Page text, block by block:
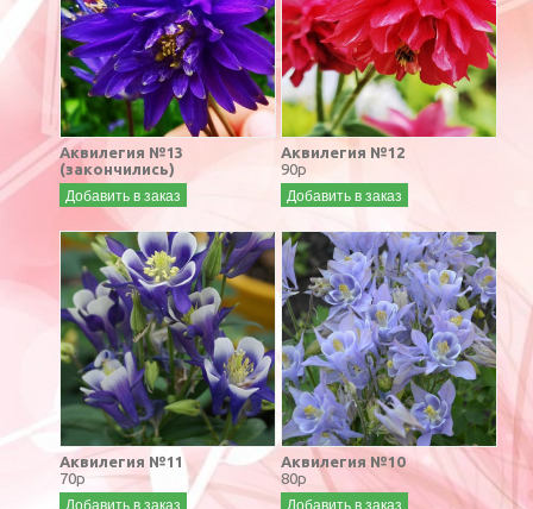
Аквилегия №13
(закончились)
Добавить в заказ
Аквилегия №12
90р
Добавить в заказ
Аквилегия №11
70р
Добавить в заказ
Аквилегия №10
80р
Добавить в заказ